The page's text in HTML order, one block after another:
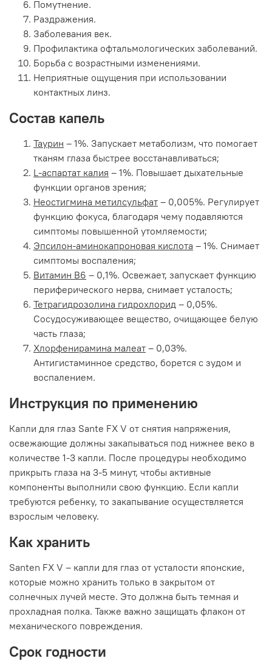
Помутнение.
Раздражения.
Заболевания век.
Профилактика офтальмологических заболеваний.
Борьба с возрастными изменениями.
Неприятные ощущения при использовании
контактных линз.
Состав капель
Таурин – 1%. Запускает метаболизм, что помогает
тканям глаза быстрее восстанавливаться;
L-аспартат калия – 1%. Повышает дыхательные
функции органов зрения;
Неостигмина метилсульфат – 0,005%. Регулирует
функцию фокуса, благодаря чему подавляются
симптомы повышенной утомляемости;
Эпсилон-аминокапроновая кислота – 1%. Снимает
симптомы воспаления;
Витамин B6 – 0,1%. Освежает, запускает функцию
периферического нерва, снимает усталость;
Тетрагидрозолина гидрохлорид – 0,05%.
Сосудосуживающее вещество, очищающее белую
часть глаза;
Хлорфенирамина малеат – 0,03%.
Антигистаминное средство, борется с зудом и
воспалением.
Инструкция по применению
Капли для глаз Sante FX V от снятия напряжения,
освежающие должны закапываться под нижнее веко в
количестве 1-3 капли. После процедуры необходимо
прикрыть глаза на 3-5 минут, чтобы активные
компоненты выполнили свою функцию. Если капли
требуются ребенку, то закапывание осуществляется
взрослым человеку.
Как хранить
Santen FX V – капли для глаз от усталости японские,
которые можно хранить только в закрытом от
солнечных лучей месте. Это должна быть темная и
прохладная полка. Также важно защищать флакон от
механического повреждения.
Срок годности